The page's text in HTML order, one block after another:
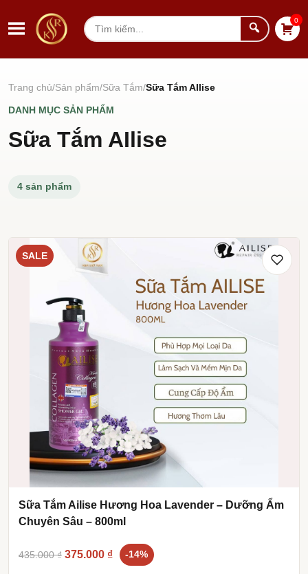
Tìm
0
Trang chủ Sản phẩm Sữa Tắm Sữa Tắm AIlise
DANH MỤC SẢN PHẨM
Sữa Tắm AIlise
4 sản phẩm
SALE
Sữa Tắm Ailise Hương Hoa Lavender – Dưỡng Ẩm
Chuyên Sâu – 800ml
435.000₫ Original
375.000 ₫Current
price
-14%